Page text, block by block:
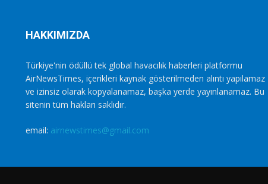
HAKKIMIZDA
Türkiye'nin ödüllü tek global havacılık haberleri platformu
AirNewsTimes, içerikleri kaynak gösterilmeden alıntı yapılamaz
ve izinsiz olarak kopyalanamaz, başka yerde yayınlanamaz. Bu
sitenin tüm hakları saklıdır.
email: airnewstimes@gmail.com